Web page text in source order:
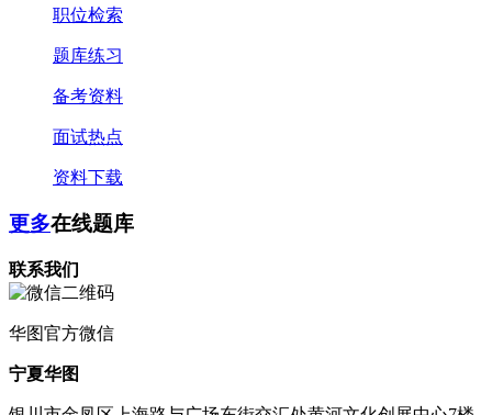
职位检索
题库练习
备考资料
面试热点
资料下载
更多在线题库
联系我们
华图官方微信
宁夏华图